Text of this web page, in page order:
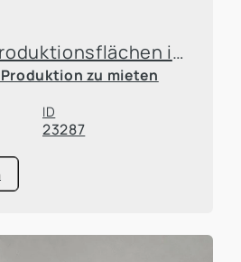
Lager- und Produktionsflächen in Rodenkirchen
zu mieten
ID
23287